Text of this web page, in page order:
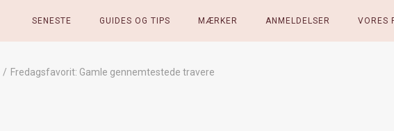
SENESTE GUIDES OG TIPS MÆRKER ANMELDELSER VORES
/ Fredagsfavorit: Gamle gennemtestede travere